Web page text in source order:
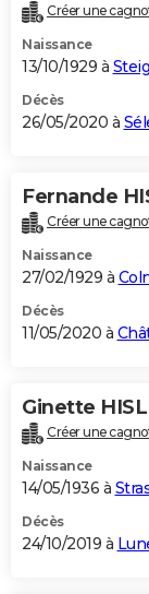
Créer une
Naissance
13/10/1929 à
Décès
26/05/2020 à
Fernande
Créer une
Naissance
27/02/1929 à
Décès
11/05/2020 à
Ginette
Créer une
Naissance
14/05/1936 à
Décès
24/10/2019 à